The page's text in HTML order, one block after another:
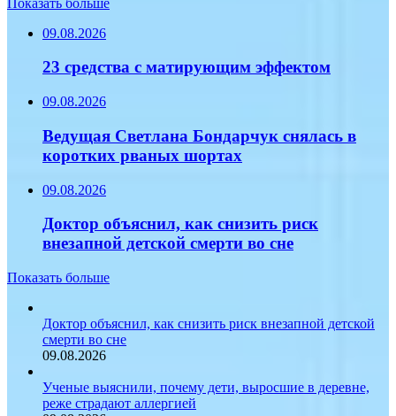
09.08.2026
23 средства с матирующим эффектом
09.08.2026
Ведущая Светлана Бондарчук снялась в
коротких рваных шортах
09.08.2026
Доктор объяснил, как снизить риск
внезапной детской смерти во сне
Показать больше
Доктор объяснил, как снизить риск внезапной детской
смерти во сне
09.08.2026
Ученые выяснили, почему дети, выросшие в деревне,
реже страдают аллергией